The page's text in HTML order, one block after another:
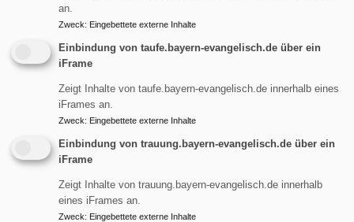
(meistens) Spaß
Teil einer Gemeinschaft
Dank und Rückmeldung
das Eingewobensein von Ehrenamtlichen. Wir freuen uns
über alle, die sich mit ihren Gaben einbringen: die
an.
Zweck: Eingebettete externe Inhalte
Einbindung von taufe.bayern-evangelisch.de über ein
iFrame
Zeigt Inhalte von taufe.bayern-evangelisch.de innerhalb eines
iFrames an.
Zweck: Eingebettete externe Inhalte
Einbindung von trauung.bayern-evangelisch.de über ein
iFrame
Zeigt Inhalte von trauung.bayern-evangelisch.de innerhalb
eines iFrames an.
Zweck: Eingebettete externe Inhalte